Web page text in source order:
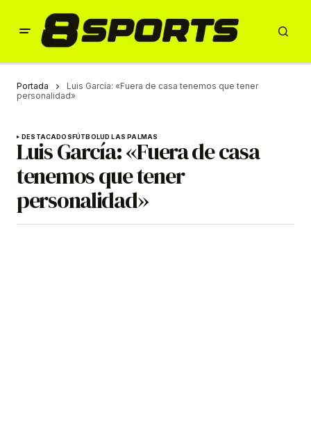
Portada
Luis García: «Fuera de casa tenemos que tener
personalidad»
DESTACADOSFÚTBOLUD LAS PALMAS
Luis García: «Fuera de casa
tenemos que tener
personalidad»